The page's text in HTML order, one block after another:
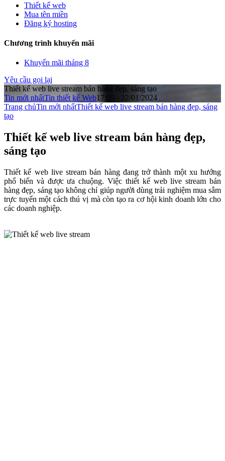
Thiết kế web
Mua tên miền
Đăng ký hosting
Chương trình khuyến mãi
Khuyến mãi tháng 8
Yêu cầu gọi lại
Thiết kế web live stream bán hàng đẹp, sáng tạo
Tin mới nhấtTin thiết kế Web17:05 - 22/01/2024
Trang chủTin mới nhấtThiết kế web live stream bán hàng đẹp, sáng
tạo
Thiết kế web live stream bán hàng đẹp,
sáng tạo
Thiết kế web live stream bán hàng đang trở thành một xu hướng
phổ biến và được ưa chuộng. Việc thiết kế web live stream bán
hàng đẹp, sáng tạo không chỉ giúp người dùng trải nghiệm mua sắm
trực tuyến một cách thú vị mà còn tạo ra cơ hội kinh doanh lớn cho
các doanh nghiệp.